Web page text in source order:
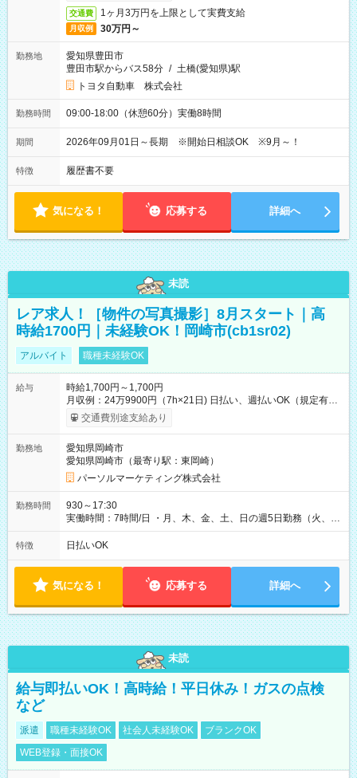
交通費 1ヶ月3万円を上限として実費支給
月収例 30万円～
勤務地
愛知県豊田市
豊田市駅からバス58分 / 土橋(愛知県)駅
トヨタ自動車 株式会社
勤務時間 09:00-18:00（休憩60分）実働8時間
期間 2026年09月01日～長期 ※開始日相談OK ※9月～！
特徴 履歴書不要
気になる！ 応募する 詳細へ
未読
レア求人！［物件の写真撮影］8月スタート｜高
時給1700円｜未経験OK！岡崎市(cb1sr02)
アルバイト 職種未経験OK
給与
時給1,700円～1,700円
月収例：24万9900円（7h×21日) 日払い、週払いOK（規定有
り） 【試用期間】試用期間なし
交通費別途支給あり
勤務地
愛知県岡崎市
愛知県岡崎市（最寄り駅：東岡崎）
パーソルマーケティング株式会社
勤務時間
930～17:30
実働時間：7時間/日 ・月、木、金、土、日の週5日勤務（火、水
は固定休です／夏季、年末年始等、長期休暇有り！） ・ワンシ
フト！ 残業ほぼナシ（0～5h/月）
特徴 日払いOK
気になる！ 応募する 詳細へ
未読
給与即払いOK！高時給！平日休み！ガスの点検
など
派遣 職種未経験OK 社会人未経験OK
ブランクOK
WEB登録・面接OK